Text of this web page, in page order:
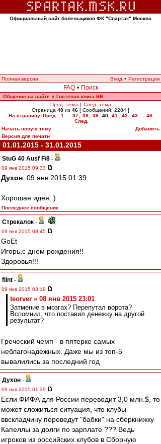
Официальный сайт болельщиков ФК "Спартак" Москва
Полная версия Вход • Регистрация
FAQ • Поиск
Общение на сайте » Гостевая книга ВВ
Пред. тема | След. тема
Страница 40 из 46 [ Сообщений: 2284 ]
На страницу Пред. 1 37 38 39 40 41 42 43
46
След.
Начать новую тему
Добавить
Версия для печати
01.01.2015 - 31.01.2015
StuG 40 Ausf F/8 -
09 янв 2015 09:33
Духон , 09 янв 2015 01:39
Хорошая идея. )
Последнее сообщение
Стрекалок -
09 янв 2015 08:45
GoEt
Игорь,с днем рождения!!
Здоровья!!!
flint -
09 янв 2015 03:19
teorver » 08 янв 2015 23:01
Затмение в мозгах? Перепутал ворота?
Вспомнил, что поставил денежку на другой
результат?
Греческий чемп - в пятерке самых
неблагонадежных. Даже мы из топ-5
вывалились за последний год
Духон -
09 янв 2015 01:39
Если ФИФА для России переводит 3,0 млн.$, то
может сложиться ситуация, что клубы
ввскладчину переведут "бабки" на сберкнижку
Капеллы за долги по зарплате ??? Ведь
игроков из российских клубов в Сборную